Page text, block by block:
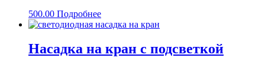
500.00 Подробнее
Насадка на кран с подсветкой